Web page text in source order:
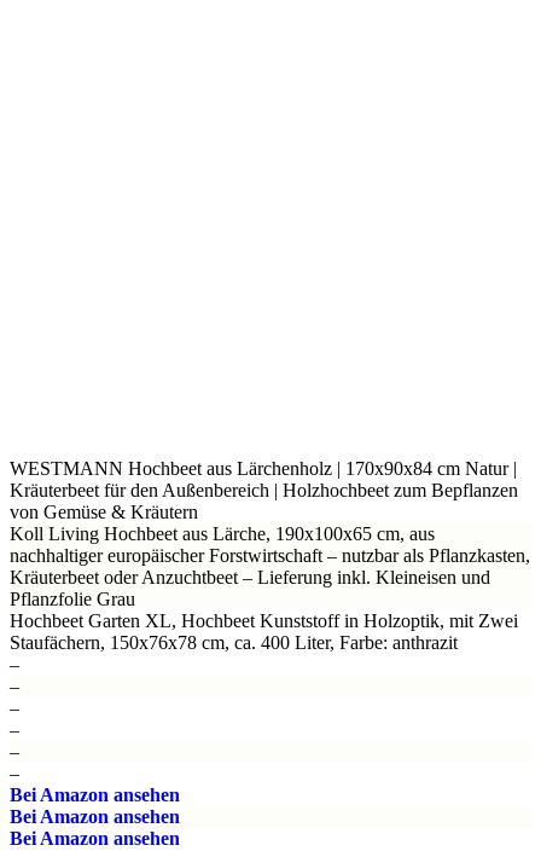
WESTMANN Hochbeet aus Lärchenholz | 170x90x84 cm Natur |
Kräuterbeet für den Außenbereich | Holzhochbeet zum Bepflanzen
von Gemüse & Kräutern
Koll Living Hochbeet aus Lärche, 190x100x65 cm, aus
nachhaltiger europäischer Forstwirtschaft – nutzbar als Pflanzkasten,
Kräuterbeet oder Anzuchtbeet – Lieferung inkl. Kleineisen und
Pflanzfolie Grau
Hochbeet Garten XL, Hochbeet Kunststoff in Holzoptik, mit Zwei
Staufächern, 150x76x78 cm, ca. 400 Liter, Farbe: anthrazit
–
–
–
–
–
–
Bei Amazon ansehen
Bei Amazon ansehen
Bei Amazon ansehen